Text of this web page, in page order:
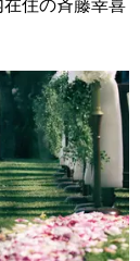
住の斉藤幸喜